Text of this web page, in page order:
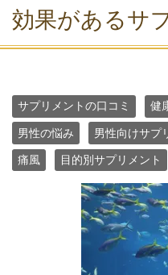
効果があるサ
サプリメントの口コミ 健
男性の悩み 男性向けサプ
痛風 目的別サプリメント